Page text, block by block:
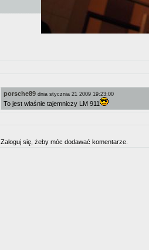
porsche89 dnia stycznia 21 2009 19:23:00
To jest wlaśnie tajemniczy LM 911
Zaloguj się, żeby móc dodawać komentarze.